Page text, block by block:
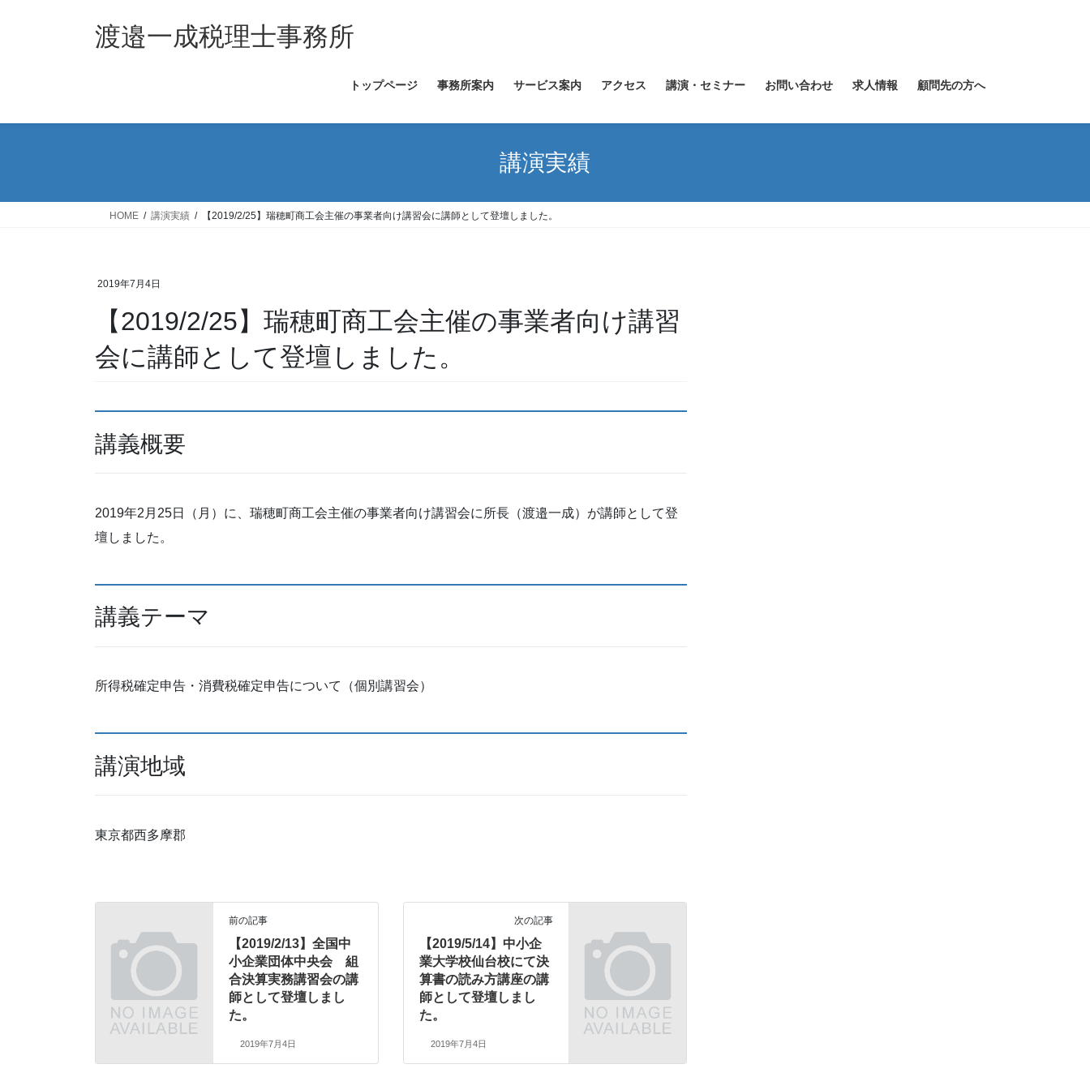
ス
ン
渡邉一成税理士事務所
トップページ 事務所案内 サービス案内 アクセス 講演・セミナー お問い合わせ 求人情報 顧問先の方へ
講演実績
HOME 講演実績 【2019/2/25】瑞穂町商工会主催の事業者向け講習会に講師として登壇しました。
2019年7月4日
【2019/2/25】瑞穂町商工会主催の事業者向け講習
会に講師として登壇しました。
講義概要
2019年2月25日（月）に、瑞穂町商工会主催の事業者向け講習会に所長（渡邉一成）が講師として登
壇しました。
講義テーマ
所得税確定申告・消費税確定申告について（個別講習会）
講演地域
東京都西多摩郡
前の記事
【2019/2/13】全国中
小企業団体中央会 組
合決算実務講習会の講
師として登壇しまし
た。
2019年7月4日
次の記事
【2019/5/14】中小企
業大学校仙台校にて決
算書の読み方講座の講
師として登壇しまし
た。
2019年7月4日